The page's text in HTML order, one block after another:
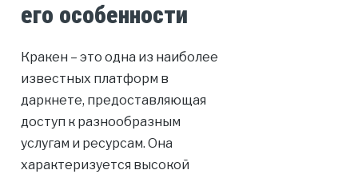
его особенности
Кракен – это одна из наиболее
известных платформ в
даркнете, предоставляющая
доступ к разнообразным
услугам и ресурсам. Она
характеризуется высокой